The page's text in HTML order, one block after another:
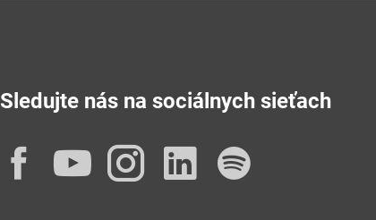
Sledujte nás na sociálnych sieťach
Facebook
YouTube
Instagram
LinkedIn